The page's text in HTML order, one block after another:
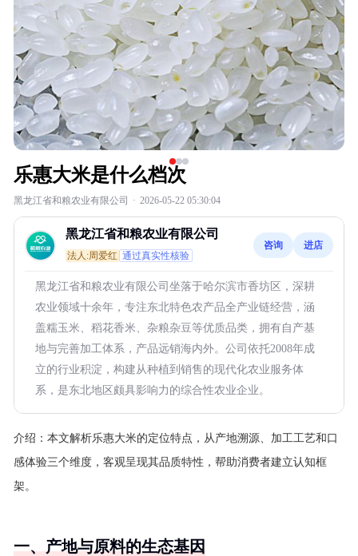
乐惠大米是什么档次
黑龙江省和粮农业有限公司 · 2026-05-22 05:30:04
黑龙江省和粮农业有限公司
法人:周爱红 通过真实性核验
咨询 进店
黑龙江省和粮农业有限公司坐落于哈尔滨市香坊区，深耕
农业领域十余年，专注东北特色农产品全产业链经营，涵
盖糯玉米、稻花香米、杂粮杂豆等优质品类，拥有自产基
地与完善加工体系，产品远销海内外。公司依托2008年成
立的行业积淀，构建从种植到销售的现代化农业服务体
系，是东北地区颇具影响力的综合性农业企业。
介绍： 本文解析乐惠大米的定位特点，从产地溯源、加工工艺和口
感体验三个维度，客观呈现其品质特性，帮助消费者建立认知框
架。
一、产地与原料的生态基因